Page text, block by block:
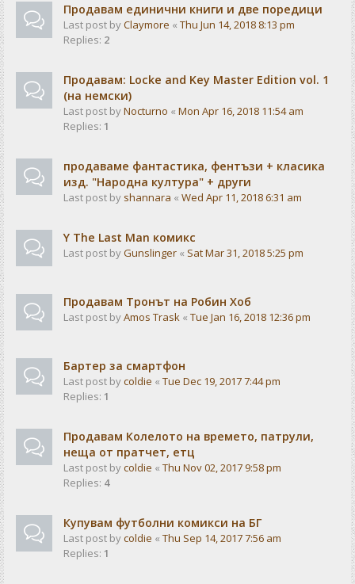
Продавам единични книги и две поредици
Last post byClaymore « Thu Jun 14, 2018 8:13 pm
Replies: 2
Продавам: Locke and Key Master Edition vol. 1
(на немски)
Last post byNocturno « Mon Apr 16, 2018 11:54 am
Replies: 1
продаваме фантастика, фентъзи + класика
изд. "Народна култура" + други
Last post by shannara « Wed Apr 11, 2018 6:31 am
Y The Last Man комикс
Last post byGunslinger « Sat Mar 31, 2018 5:25 pm
Продавам Тронът на Робин Хоб
Last post byAmos Trask « Tue Jan 16, 2018 12:36 pm
Бартер за смартфон
Last post bycoldie « Tue Dec 19, 2017 7:44 pm
Replies: 1
Продавам Колелото на времето, патрули,
неща от пратчет, етц
Last post bycoldie « Thu Nov 02, 2017 9:58 pm
Replies: 4
Купувам футболни комикси на БГ
Last post bycoldie « Thu Sep 14, 2017 7:56 am
Replies: 1